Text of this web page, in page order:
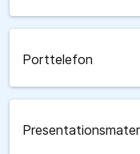
Porttelefon